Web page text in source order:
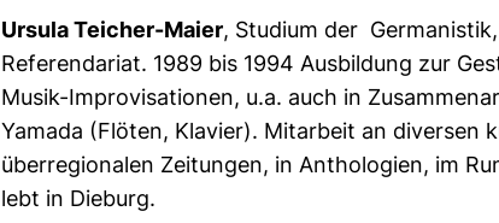
Ursula Teicher-Maier, Studium der
Referendariat. 1989 bis 1994 Ausbildung zur
Musik-Improvisationen, u.a. auch in
Yamada (Flöten, Klavier). Mitarbeit an diversen
überregionalen Zeitungen, in Anthologien, im
lebt in Dieburg.